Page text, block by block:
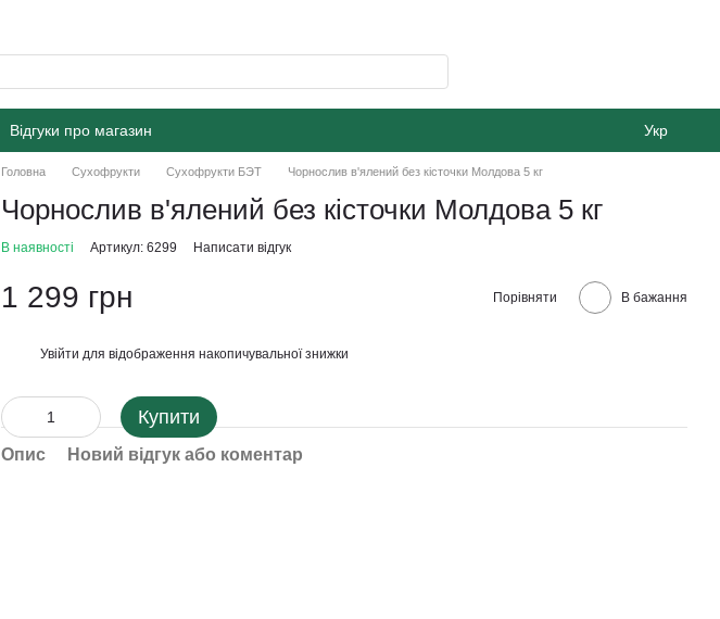
Відгуки про магазин Укр
Головна Сухофрукти Сухофрукти БЭТ Чорнослив в'ялений без кісточки Молдова 5 кг
Чорнослив в'ялений без кісточки Молдова 5 кг
В наявності Артикул: 6299 Написати відгук
1 299 грн Порівняти В бажання
Увійти для відображення накопичувальної знижки
Купити
Опис Новий відгук або коментар